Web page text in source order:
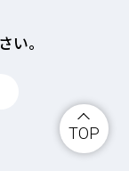
い。
TOP